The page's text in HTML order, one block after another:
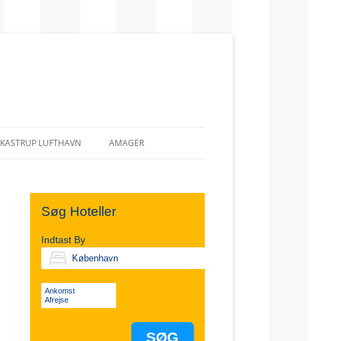
KASTRUP LUFTHAVN AMAGER
Søg Hoteller
Indtast By
Ankomst
Afrejse